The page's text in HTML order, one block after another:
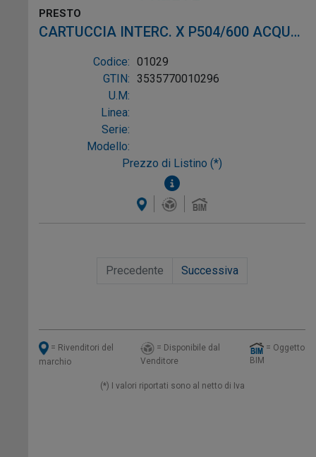
PRESTO
CARTUCCIA INTERC. X P504/600 ACQUA
Codice: 01029
GTIN: 3535770010296
U.M:
Linea:
Serie:
Modello:
Prezzo di Listino (*)
Precedente Successiva
= Rivenditori del
marchio
= Disponibile dal
Venditore
= Oggetto
BIM
(*) I valori riportati sono al netto di Iva